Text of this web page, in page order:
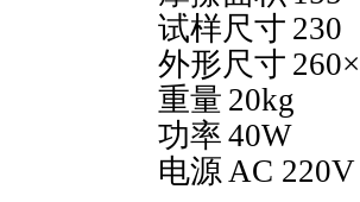
试样尺寸 230
外形尺寸 260×
重量 20kg
功率 40W
电源AC 220V